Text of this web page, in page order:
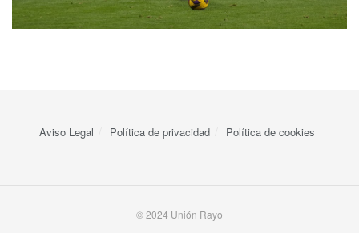
Aviso Legal Política de privacidad Política de cookies
© 2024 Unión Rayo